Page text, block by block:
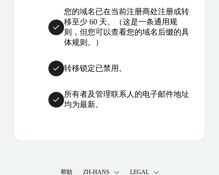
您的域名已在当前注册商处注册或转
移至少 60 天。（这是一条通用规
则，但您可以查看您的域名后缀的具
体规则。）
转移锁定已禁用。
所有者及管理联系人的电子邮件地址
均为最新。
帮助 ZH-HANS LEGAL